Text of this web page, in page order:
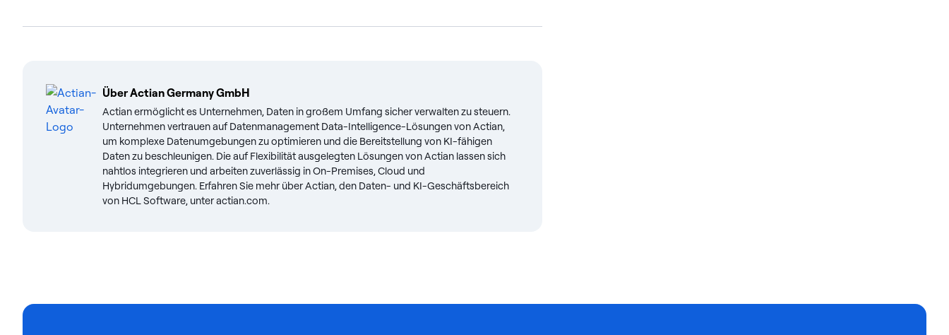
ÜberActian Germany GmbH
Actian ermöglicht es Unternehmen, Daten in großem Umfang sicher verwalten zu steuern.
Unternehmen vertrauen auf Datenmanagement Data-Intelligence-Lösungen von Actian,
um komplexe Datenumgebungen zu optimieren und die Bereitstellung von KI-fähigen
Daten zu beschleunigen. Die auf Flexibilität ausgelegten Lösungen von Actian lassen sich
nahtlos integrieren und arbeiten zuverlässig in On-Premises, Cloud und
Hybridumgebungen. Erfahren Sie mehr über Actian, den Daten- und KI-Geschäftsbereich
von HCL Software, unter actian.com.